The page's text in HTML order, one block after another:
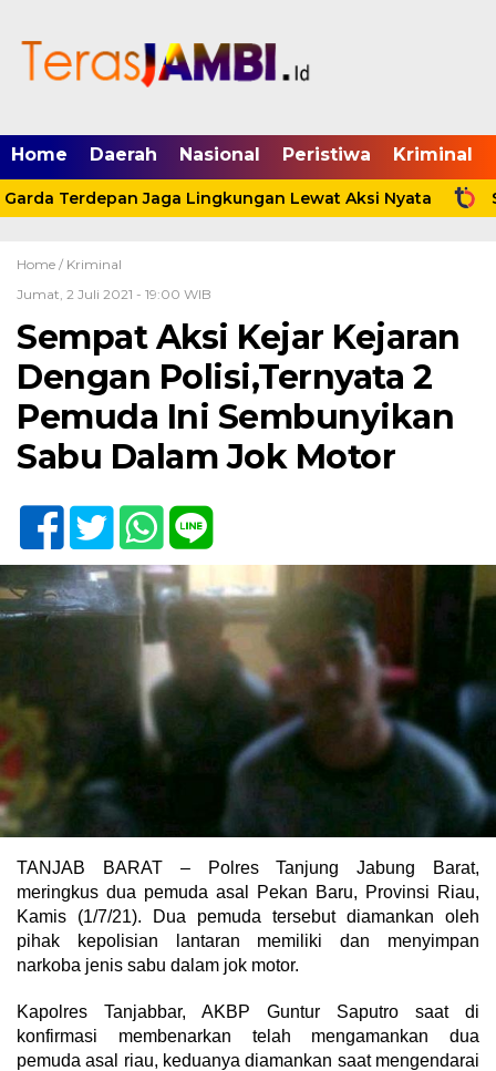
Home Daerah Nasional Peristiwa Kriminal
Terdepan Jaga Lingkungan Lewat Aksi Nyata
Home / Kriminal
Jumat, 2 Juli 2021 - 19:00 WIB
Sempat Aksi Kejar Kejaran
Dengan Polisi,Ternyata 2
Pemuda Ini Sembunyikan
Sabu Dalam Jok Motor
TANJAB BARAT – Polres Tanjung Jabung Barat,
meringkus dua pemuda asal Pekan Baru, Provinsi Riau,
Kamis (1/7/21). Dua pemuda tersebut diamankan oleh
pihak kepolisian lantaran memiliki dan menyimpan
narkoba jenis sabu dalam jok motor.
Kapolres Tanjabbar, AKBP Guntur Saputro saat di
konfirmasi membenarkan telah mengamankan dua
pemuda asal riau, keduanya diamankan saat mengendarai